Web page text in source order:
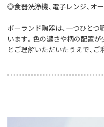
◎食器洗浄機、電子レンジ、オー
ポーランド陶器は、一つひと
います。色の濃さや柄の配置
とご理解いただいたうえで、ご